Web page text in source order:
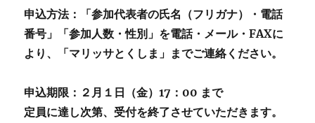
申込方法：「参加代表者の氏名（フリガナ）・電話
番号」「参加人数・性別」を電話・メール・FAXに
より、「マリッサとくしま」までご連絡ください。
申込期限： ２ 月 １ 日（金）17 ： 00 まで
定員に達し次第、受付を終了させていただきます。